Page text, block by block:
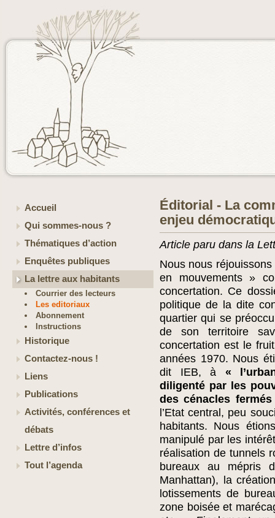
Accueil
Qui sommes-nous ?
Thématiques d’action
Enquêtes publiques
La lettre aux habitants
Courrier des lecteurs
Les editoriaux
Abonnement
Instructions
Historique
Contactez-nous !
Liens
Publications
Activités, conférences et
débats
Lettre d’infos
Tout l’agenda
Éditorial - La
enjeu
Article paru dans la
Nous nous
en mouvements »
concertation. Ce
politique de la dite
quartier qui se
de son territoire
concertation est le
années 1970. Nous
dit IEB, à «
diligenté par les
des cénacles fermés
l’Etat central, peu
habitants. Nous
manipulé par les
réalisation de tunnels
bureaux au mépris
Manhattan), la
lotissements de
zone boisée et